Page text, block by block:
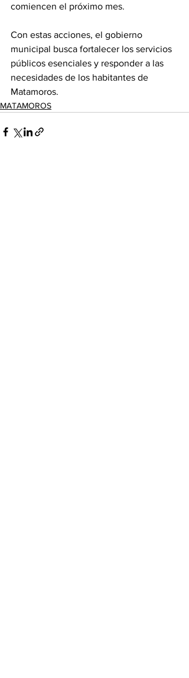
comiencen el próximo mes.
Con estas acciones, el gobierno
municipal busca fortalecer los servicios
públicos esenciales y responder a las
necesidades de los habitantes de
Matamoros.
MATAMOROS